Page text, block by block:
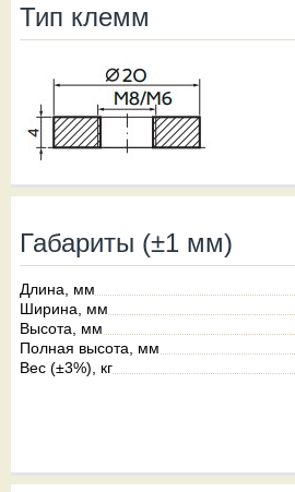
Тип клемм
Габариты (±1 мм)
Длина, мм
Ширина, мм
Высота, мм
Полная высота, мм
Вес (±3%), кг